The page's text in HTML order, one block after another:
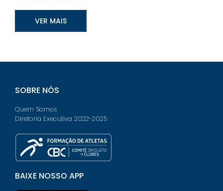
VER MAIS
SOBRE NÓS
Quem Somos
Diretoria Executiva 2022-2025
BAIXE NOSSO APP